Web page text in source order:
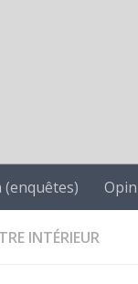
INTÉRIEUR